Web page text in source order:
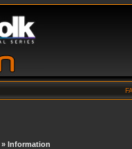
» Information